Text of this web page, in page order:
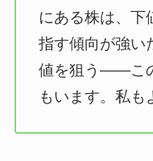
にある株は、下
指す傾向が強い
値を狙う——こ
もいます。私も